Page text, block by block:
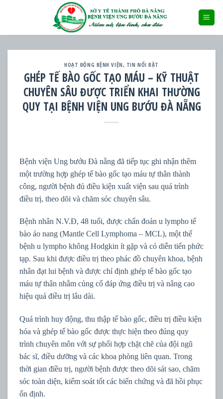
HOẠT ĐỘNG BỆNH VIỆN, TIN NỔI BẬT
GHÉP TẾ BÀO GỐC TẠO MÁU – KỸ THUẬT
CHUYÊN SÂU ĐƯỢC TRIỂN KHAI THƯỜNG
QUY TẠI BỆNH VIỆN UNG BƯỚU ĐÀ NẴNG
Bệnh viện Ung bướu Đà nẵng đã tiếp tục ghi nhận thêm
một trường hợp ghép tế bào gốc tạo máu tự thân thành
công, người bệnh đủ điều kiện xuất viện sau quá trình
điều trị, theo dõi và chăm sóc chuyên sâu.
Bệnh nhân N.V.Đ, 48 tuổi, được chẩn đoán u lympho tế
bào áo nang (Mantle Cell Lymphoma – MCL), một thể
bệnh u lympho không Hodgkin ít gặp và có diễn tiến phức
tạp. Sau khi được điều trị theo phác đồ chuyên khoa, bệnh
nhân đạt lui bệnh và được chỉ định ghép tế bào gốc tạo
máu tự thân nhằm củng cố đáp ứng điều trị và nâng cao
hiệu quả điều trị lâu dài.
Quá trình huy động, thu thập tế bào gốc, điều trị điều kiện
hóa và ghép tế bào gốc được thực hiện theo đúng quy
trình chuyên môn với sự phối hợp chặt chẽ của đội ngũ
bác sĩ, điều dưỡng và các khoa phòng liên quan. Trong
thời gian điều trị, người bệnh được theo dõi sát sao, chăm
sóc toàn diện, kiểm soát tốt các biến chứng và đã hồi phục
ổn định.